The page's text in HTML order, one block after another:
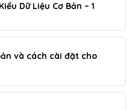
Dữ Liệu Cơ Bản – 1
và cách cài đặt cho